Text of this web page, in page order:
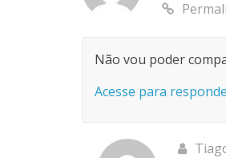
Não vou poder
Acesse para